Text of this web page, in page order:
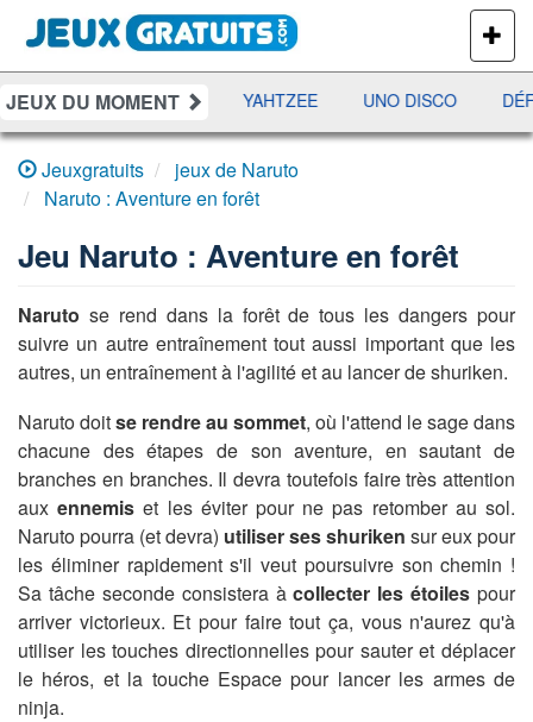
PLUS
DE
JEUX
JEUX DU MOMENT
RAMI JETX YAHTZEE UNO DISCO
Jeuxgratuits
jeux de Naruto
Naruto : Aventure en forêt
Jeu Naruto : Aventure en forêt
Naruto se rend dans la forêt de tous les dangers pour
suivre un autre entraînement tout aussi important que les
autres, un entraînement à l'agilité et au lancer de shuriken.
Naruto doitse rendre au sommet, où l'attend le sage dans
chacune des étapes de son aventure, en sautant de
branches en branches. Il devra toutefois faire très attention
auxennemis et les éviter pour ne pas retomber au sol.
Naruto pourra (et devra) utiliser ses shuriken sur eux pour
les éliminer rapidement s'il veut poursuivre son chemin !
Sa tâche seconde consistera àcollecter les étoiles pour
arriver victorieux. Et pour faire tout ça, vous n'aurez qu'à
utiliser les touches directionnelles pour sauter et déplacer
le héros, et la touche Espace pour lancer les armes de
ninja.